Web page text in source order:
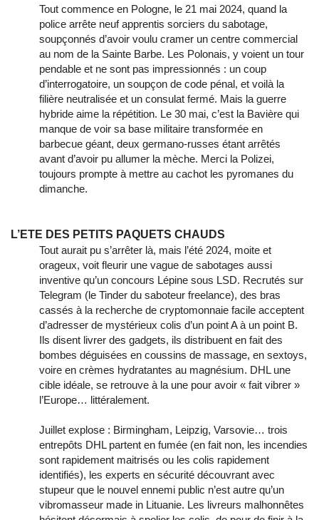
Tout commence en Pologne, le 21 mai 2024, quand la
police arrête neuf apprentis sorciers du sabotage,
soupçonnés d’avoir voulu cramer un centre commercial
au nom de la Sainte Barbe. Les Polonais, y voient un tour
pendable et ne sont pas impressionnés : un coup
d’interrogatoire, un soupçon de code pénal, et voilà la
filière neutralisée et un consulat fermé. Mais la guerre
hybride aime la répétition. Le 30 mai, c’est la Bavière qui
manque de voir sa base militaire transformée en
barbecue géant, deux germano-russes étant arrêtés
avant d’avoir pu allumer la mèche. Merci la Polizei,
toujours prompte à mettre au cachot les pyromanes du
dimanche.
L’ETE DES PETITS PAQUETS CHAUDS
Tout aurait pu s’arrêter là, mais l’été 2024, moite et
orageux, voit fleurir une vague de sabotages aussi
inventive qu’un concours Lépine sous LSD. Recrutés sur
Telegram (le Tinder du saboteur freelance), des bras
cassés à la recherche de cryptomonnaie facile acceptent
d’adresser de mystérieux colis d’un point A à un point B.
Ils disent livrer des gadgets, ils distribuent en fait des
bombes déguisées en coussins de massage, en sextoys,
voire en crèmes hydratantes au magnésium. DHL une
cible idéale, se retrouve à la une pour avoir « fait vibrer »
l’Europe… littéralement.
Juillet explose : Birmingham, Leipzig, Varsovie… trois
entrepôts DHL partent en fumée (en fait non, les incendies
sont rapidement maitrisés ou les colis rapidement
identifiés), les experts en sécurité découvrant avec
stupeur que le nouvel ennemi public n’est autre qu’un
vibromasseur made in Lituanie. Les livreurs malhonnêtes